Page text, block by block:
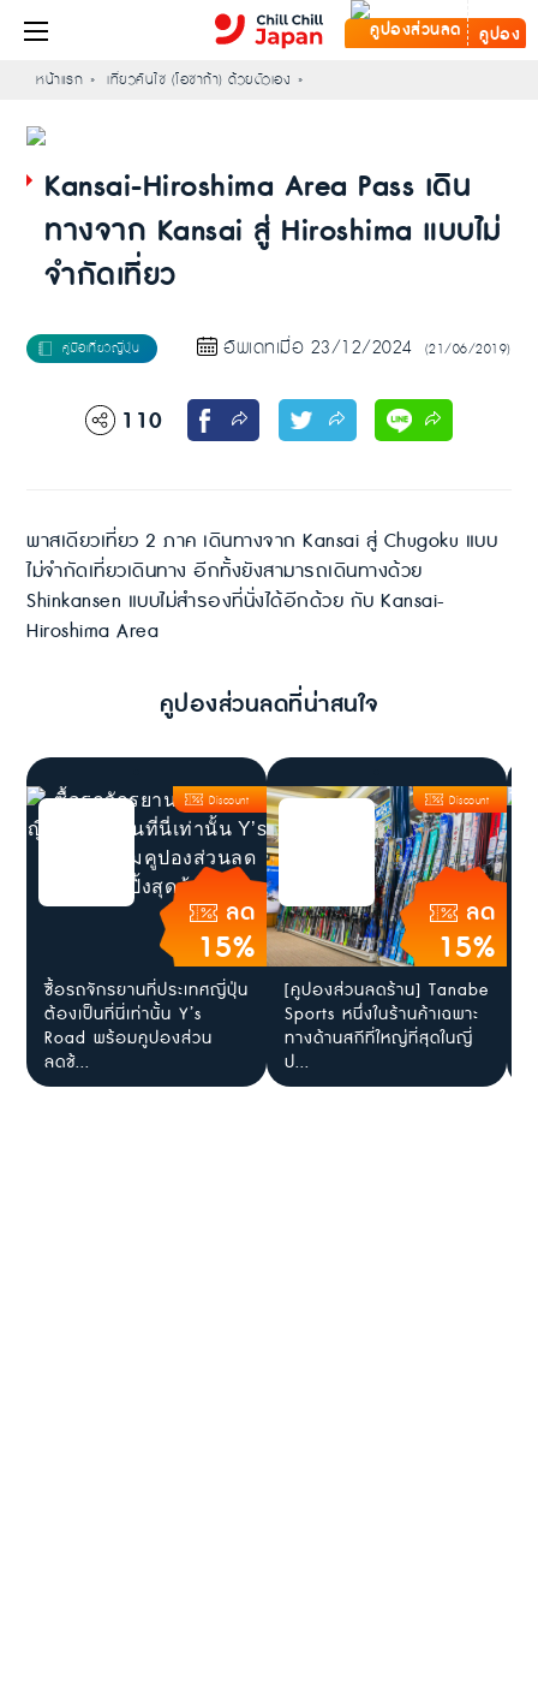
คูปอง
หน้าแรก เที่ยวคันไซ (โอซาก้า) ด้วยตัวเอง
Kansai-Hiroshima Area Pass เดิน
ทางจาก Kansai สู่ Hiroshima แบบไม่
จำกัดเที่ยว
อัพเดทเมื่อ 23/12/2024 (21/06/2019)
110
พาสเดียวเที่ยว 2 ภาค เดินทางจาก Kansai สู่ Chugoku แบบ
ไม่จำกัดเที่ยวเดินทาง อีกทั้งยังสามารถเดินทางด้วย
Shinkansen แบบไม่สำรองที่นั่งได้อีกด้วย กับ Kansai-
Hiroshima Area
คูปองส่วนลดที่น่าสนใจ
ลด
15%
Discount
ซื้อรถจักรยานที่ประเทศญี่ปุ่น
ต้องเป็นที่นี่เท่านั้น Y’s
Road พร้อมคูปองส่วน
ลดช้...
ลด
15%
Discount
[คูปองส่วนลดร้าน] Tanabe
Sports หนึ่งในร้านค้าเฉพาะ
ทางด้านสกีที่ใหญ่ที่สุดในญี่
ป...